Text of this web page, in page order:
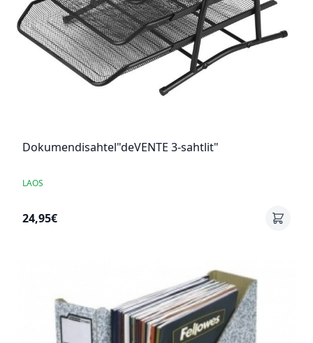
Dokumendisahtel"deVENTE 3-sahtlit"
LAOS
24,95€